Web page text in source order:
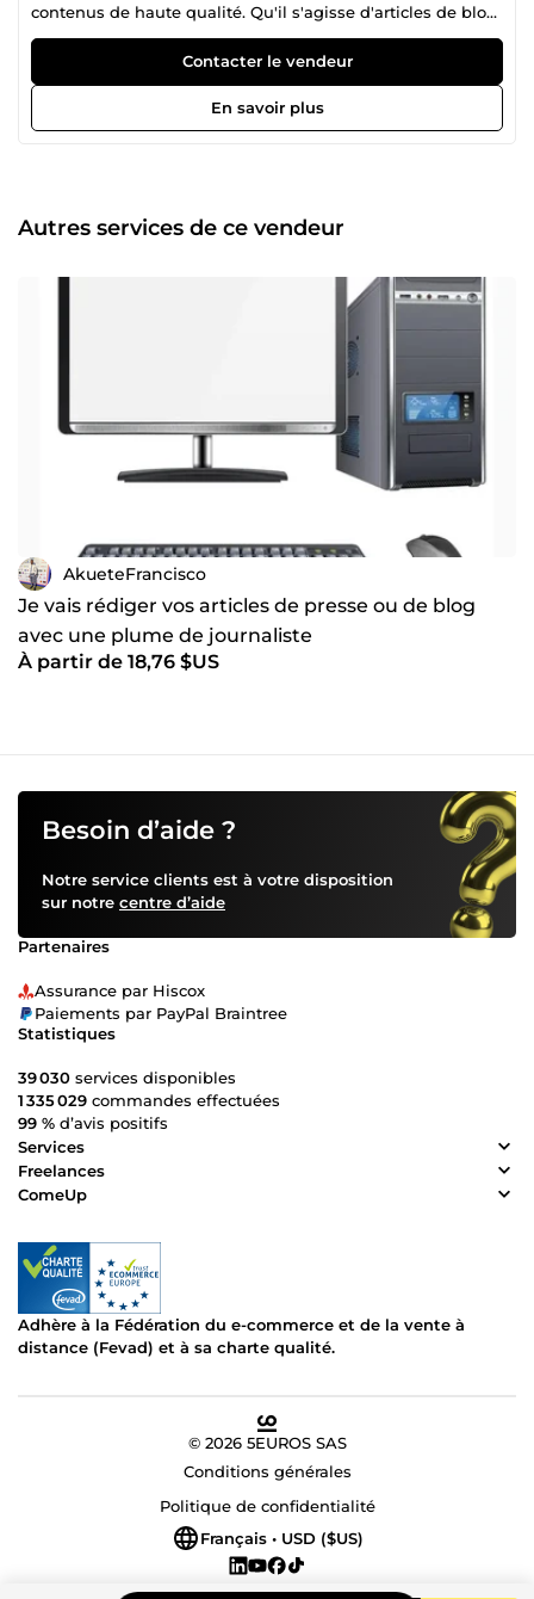
contenus de haute qualité. Qu'il s'agisse d'articles de blog,
de dossiers de presse ou de fiches produits, je garantis
une écriture fluide, une orthographe irréprochable et un
travail de recherche approfondi. Ma priorité est de fournir
un contenu qui captive vos lecteurs tout en respectant vos
délais.
Contacter le vendeur
En savoir plus
Autres services de ce vendeur
AkueteFrancisco
Je vais rédiger vos articles de presse ou de blog
avec une plume de journaliste
À partir de 18,76 $US
Besoin d’aide ?
Notre service clients est à votre disposition
sur notre centre d’aide
Partenaires
Assurance par Hiscox
Paiements par PayPal Braintree
Statistiques
39 030 services disponibles
1 335 029 commandes effectuées
99 % d’avis positifs
Services
Freelances
ComeUp
Adhère à la Fédération du e-commerce et de la vente à
distance (Fevad) et à sa charte qualité.
© 2026 5EUROS SAS
Conditions générales
Politique de confidentialité
Français • USD ($US)